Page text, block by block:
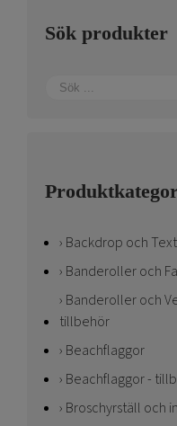
Sök produkter
Backdrop och
Banderoller och
Banderoller och
tillbehör
Beachflaggor
Beachflaggor -
Broschyrställ och